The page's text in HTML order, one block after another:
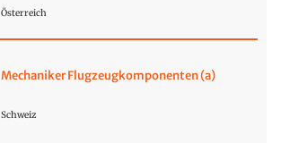
Österreich
Mechaniker Flugzeugkomponenten (a)
Schweiz